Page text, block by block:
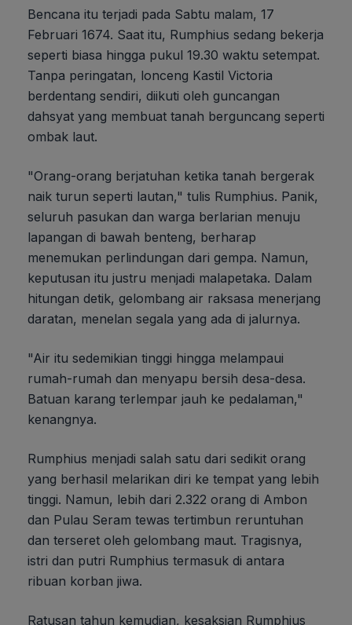
Bencana itu terjadi pada Sabtu malam, 17
Februari 1674. Saat itu, Rumphius sedang bekerja
seperti biasa hingga pukul 19.30 waktu setempat.
Tanpa peringatan, lonceng Kastil Victoria
berdentang sendiri, diikuti oleh guncangan
dahsyat yang membuat tanah berguncang seperti
ombak laut.
"Orang-orang berjatuhan ketika tanah bergerak
naik turun seperti lautan," tulis Rumphius. Panik,
seluruh pasukan dan warga berlarian menuju
lapangan di bawah benteng, berharap
menemukan perlindungan dari gempa. Namun,
keputusan itu justru menjadi malapetaka. Dalam
hitungan detik, gelombang air raksasa menerjang
daratan, menelan segala yang ada di jalurnya.
"Air itu sedemikian tinggi hingga melampaui
rumah-rumah dan menyapu bersih desa-desa.
Batuan karang terlempar jauh ke pedalaman,"
kenangnya.
Rumphius menjadi salah satu dari sedikit orang
yang berhasil melarikan diri ke tempat yang lebih
tinggi. Namun, lebih dari 2.322 orang di Ambon
dan Pulau Seram tewas tertimbun reruntuhan
dan terseret oleh gelombang maut. Tragisnya,
istri dan putri Rumphius termasuk di antara
ribuan korban jiwa.
Ratusan tahun kemudian, kesaksian Rumphius